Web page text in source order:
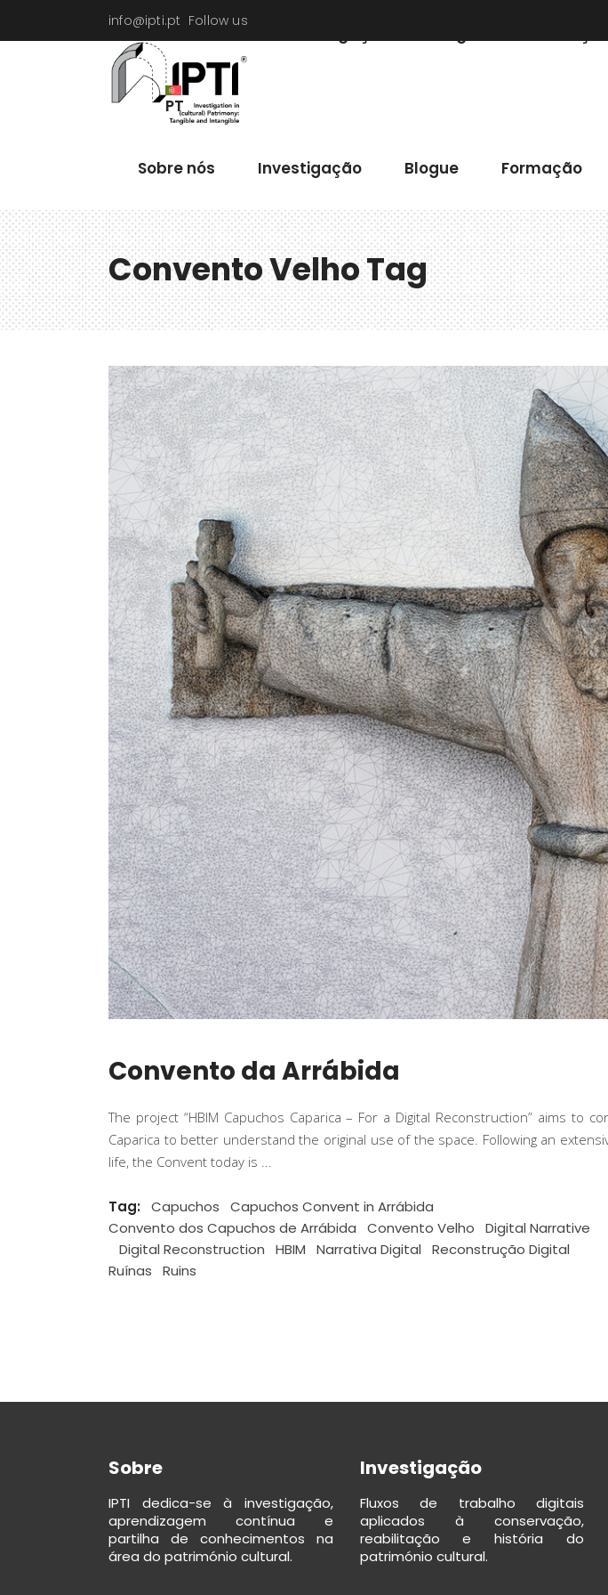
info@ipti.pt Follow us
Sobre nós Investigação Blogue Formação
Sobre nós
PT
Convento Velho Tag
Convento da Arrábida
The project “HBIM Capuchos Caparica – For a Digital Reconstruction” aims
Caparica to better understand the original use of the space. Following an
life, the Convent today is
Tag: Capuchos
Capuchos Convent in Arrábida
Convento dos Capuchos de Arrábida
Convento Velho
Digital Narrative
Digital Reconstruction
HBIM Narrativa Digital
Reconstrução Digital
Ruínas
Ruins
Sobre
IPTI dedica-se à investigação,
aprendizagem contínua e
partilha de conhecimentos na
área do património cultural.
Investigação
Fluxos de trabalho digitais
aplicados à conservação,
reabilitação e história do
património cultural.